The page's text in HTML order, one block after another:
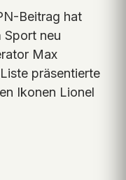
Beitrag hat
Sport neu
Max
präsentierte
Ikonen Lionel